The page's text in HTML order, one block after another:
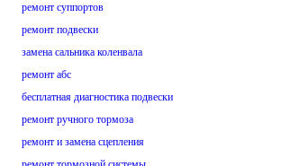
ремонт суппортов
ремонт подвески
замена сальника коленвала
ремонт абс
бесплатная диагностика подвески
ремонт ручного тормоза
ремонт и замена сцепления